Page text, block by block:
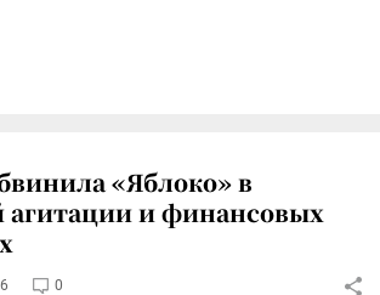
«Яблоко» в
агитации и финансовых
0